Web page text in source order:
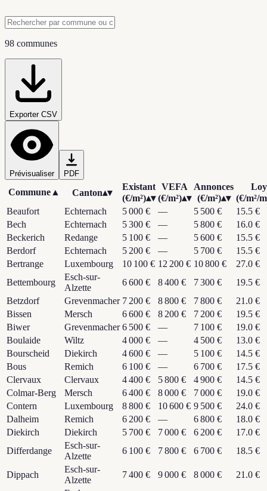
98 communes
Exporter CSV
Prévisualiser PDF
Commune ▲ Canton▴▾
Existant
(€/m²)▴▾
VEFA
(€/m²)▴▾
Annonces
(€/m²)▴▾ (€/m²/
Beaufort
Echternach 5 000 € — 5 500 €
15.5 €
Bech
Echternach 5 300 € — 5 800 €
16.0 €
Beckerich
Redange 5 100 € — 5 600 €
15.5 €
Berdorf
Echternach 5 200 € — 5 700 €
15.5 €
Bertrange
Luxembourg 10 100 € 12 200 € 10 800 €
27.0 €
Bettembourg
Esch-sur-
Alzette
6 600 € 8 400 € 7 300 €
19.5 €
Betzdorf
Grevenmacher 7 200 € 8 800 € 7 800 €
21.0 €
Bissen
Mersch 6 600 € 8 200 € 7 200 €
19.5 €
Biwer
Grevenmacher 6 500 € — 7 100 €
19.0 €
Boulaide
Wiltz 4 000 € — 4 500 €
13.0 €
Bourscheid
Diekirch 4 600 € — 5 100 €
14.5 €
Bous
Remich 6 100 € — 6 700 €
17.5 €
Clervaux
Clervaux 4 400 € 5 800 € 4 900 €
14.5 €
Colmar-Berg
Mersch 6 400 € 8 000 € 7 000 €
19.0 €
Contern
Luxembourg 8 800 € 10 600 € 9 500 €
24.0 €
Dalheim
Remich 6 200 € — 6 800 €
18.0 €
Diekirch
Diekirch 5 700 € 7 000 € 6 200 €
17.0 €
Differdange
Esch-sur-
Alzette
6 100 € 7 800 € 6 700 € 18.5 €
Dippach
Esch-sur-
Alzette
7 400 € 9 000 € 8 000 €
21.0 €